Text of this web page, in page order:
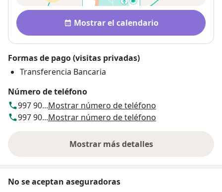
Disponibilidad
Mostrar el calendario
Formas de pago (visitas privadas)
Transferencia Bancaria
Número de teléfono
997 90...Mostrar número de teléfono
997 90...Mostrar número de teléfono
Mostrar más detalles
sobre la dirección
No se aceptan aseguradoras